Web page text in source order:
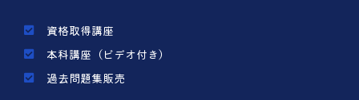
資格取得講座
本科講座（ビデオ付き）
過去問題集販売